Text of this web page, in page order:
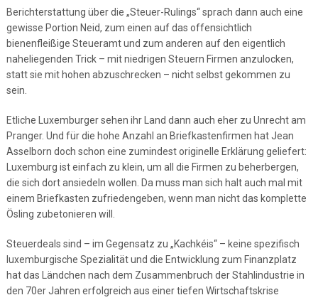
Berichterstattung über die „Steuer-Rulings“ sprach dann auch eine
gewisse Portion Neid, zum einen auf das offensichtlich
bienenfleißige Steueramt und zum anderen auf den eigentlich
naheliegenden Trick – mit niedrigen Steuern Firmen anzulocken,
statt sie mit hohen abzuschrecken – nicht selbst gekommen zu
sein.
Etliche Luxemburger sehen ihr Land dann auch eher zu Unrecht am
Pranger. Und für die hohe Anzahl an Briefkastenfirmen hat Jean
Asselborn doch schon eine zumindest originelle Erklärung geliefert:
Luxemburg ist einfach zu klein, um all die Firmen zu beherbergen,
die sich dort ansiedeln wollen. Da muss man sich halt auch mal mit
einem Briefkasten zufriedengeben, wenn man nicht das komplette
Ösling zubetonieren will.
Steuerdeals sind – im Gegensatz zu „Kachkéis“ – keine spezifisch
luxemburgische Spezialität und die Entwicklung zum Finanzplatz
hat das Ländchen nach dem Zusammenbruch der Stahlindustrie in
den 70er Jahren erfolgreich aus einer tiefen Wirtschaftskrise